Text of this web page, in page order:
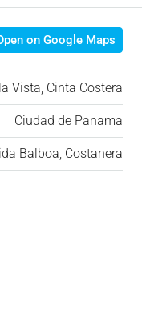
on Google Maps
Vista, Cinta Costera
Ciudad de Panama
Balboa, Costanera